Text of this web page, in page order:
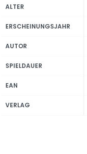
ALTER
ERSCHEINUNGSJAHR
AUTOR
SPIELDAUER
EAN
VERLAG